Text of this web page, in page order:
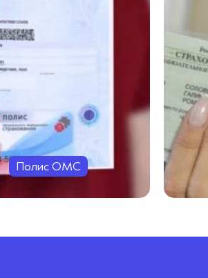
Полис ОМС